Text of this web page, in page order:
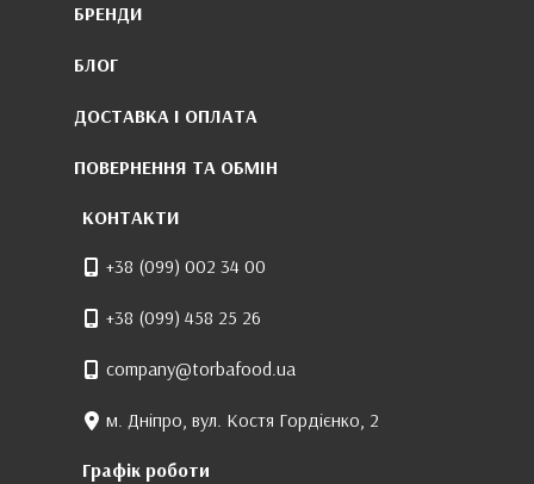
БРЕНДИ
БЛОГ
ДОСТАВКА І ОПЛАТА
ПОВЕРНЕННЯ ТА ОБМІН
КОНТАКТИ
+38 (099) 002 34 00
+38 (099) 458 25 26
company@torbafood.ua
м. Дніпро, вул. Костя Гордієнко, 2
Графік роботи